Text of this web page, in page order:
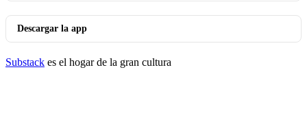
Descargar la app
Substack es el hogar de la gran cultura